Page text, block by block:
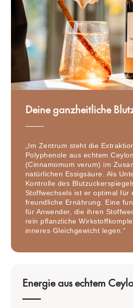
Deine ganzheitliche
„Im Zentrum steht die
Polyphenole aus echtem
(Cinnamomum verum) im
natürlichen Essigsäure. Als
Kontrolle des
Stoffwechsels ist er optimal für
freundliche Ernährung. Eine
für Anwender, die ihren
rein pflanzliche
inneres Gleichgewicht legen.“
Energie aus echtem